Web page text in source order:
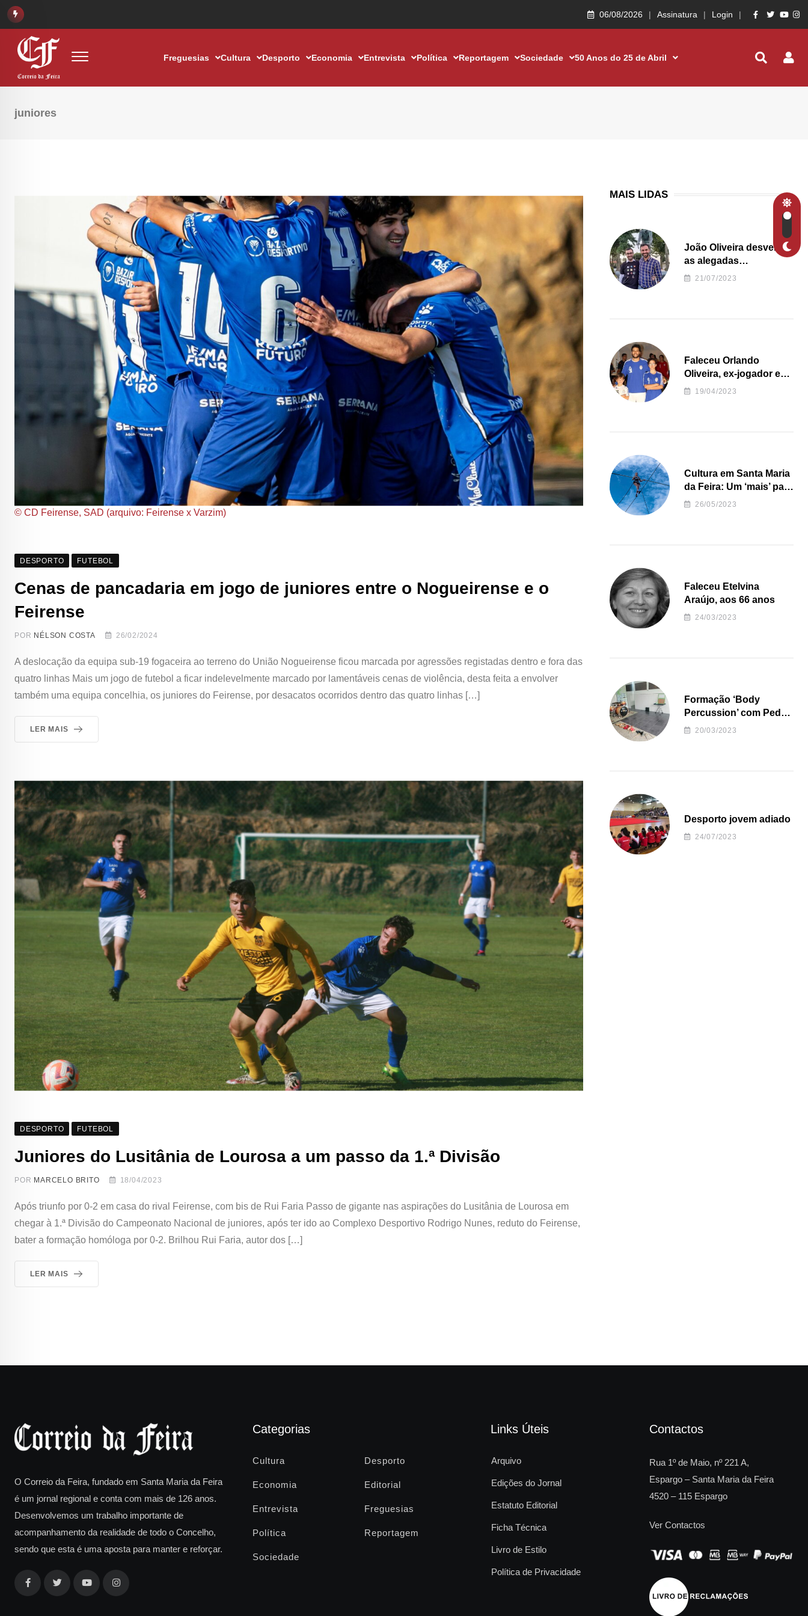
06/08/2026 Assinatura Login
Freguesias Cultura Desporto Economia Entrevista Política Reportagem Sociedade 50 Anos do 25 de Abril
juniores
© CD Feirense, SAD (arquivo: Feirense x Varzim)
DESPORTO FUTEBOL
Cenas de pancadaria em jogo de juniores entre o Nogueirense e o
Feirense
POR NÉLSON COSTA 26/02/2024
A deslocação da equipa sub-19 fogaceira ao terreno do União Nogueirense ficou marcada por agressões registadas dentro e fora das
quatro linhas Mais um jogo de futebol a ficar indelevelmente marcado por lamentáveis cenas de violência, desta feita a envolver
também uma equipa concelhia, os juniores do Feirense, por desacatos ocorridos dentro das quatro linhas […]
LER MAIS
DESPORTO FUTEBOL
Juniores do Lusitânia de Lourosa a um passo da 1.ª Divisão
POR MARCELO BRITO 18/04/2023
Após triunfo por 0-2 em casa do rival Feirense, com bis de Rui Faria Passo de gigante nas aspirações do Lusitânia de Lourosa em
chegar à 1.ª Divisão do Campeonato Nacional de juniores, após ter ido ao Complexo Desportivo Rodrigo Nunes, reduto do Feirense,
bater a formação homóloga por 0-2. Brilhou Rui Faria, autor dos […]
LER MAIS
MAIS LIDAS
João Oliveira desvenda
as alegadas
irregularidades da
21/07/2023
Faleceu Orlando
Oliveira, ex-jogador e
treinador da formação
19/04/2023
Cultura em Santa Maria
da Feira: Um ‘mais’ para
o Concelho
26/05/2023
Faleceu Etelvina
Araújo, aos 66 anos
24/03/2023
Formação ‘Body
Percussion’ com Pedro
Almeida
20/03/2023
Desporto jovem adiado
24/07/2023
O Correio da Feira, fundado em Santa Maria da Feira
é um jornal regional e conta com mais de 126 anos.
Desenvolvemos um trabalho importante de
acompanhamento da realidade de todo o Concelho,
sendo que esta é uma aposta para manter e reforçar.
Categorias
Cultura Desporto
Economia Editorial
Entrevista Freguesias
Política Reportagem
Sociedade
Links Úteis
Arquivo
Edições do Jornal
Estatuto Editorial
Ficha Técnica
Livro de Estilo
Política de Privacidade
Contactos
Rua 1º de Maio, nº 221 A,
Espargo – Santa Maria da Feira
4520 – 115 Espargo
Ver Contactos